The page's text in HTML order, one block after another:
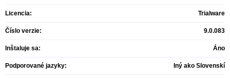
Licencia: Trialware
Číslo verzie: 9.0.083
Inštaluje sa: Áno
Podporované jazyky: Iný ako Slovenskí